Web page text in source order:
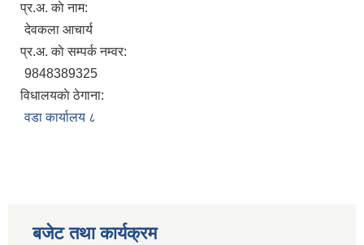
प्र.अ. काे नाम:
देवकला आचार्य
प्र.अ. काे सम्पर्क नम्वर:
9848389325
विधालयकाे ठेगाना:
वडा कार्यालय ८
बजेट तथा कार्यक्रम